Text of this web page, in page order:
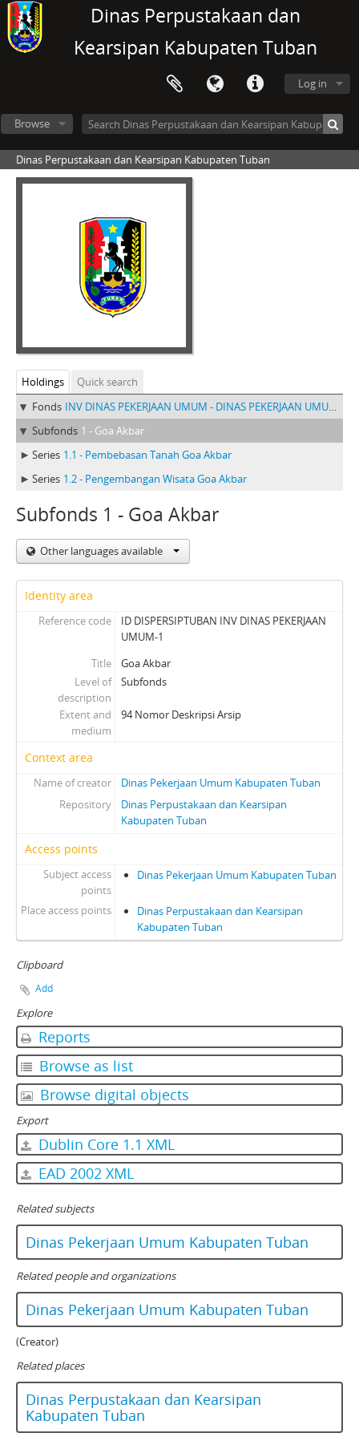
Dinas Perpustakaan dan
Kearsipan Kabupaten Tuban
Log in
Browse
Dinas Perpustakaan dan Kearsipan Kabupaten Tuban
Holdings
Quick search
Fonds INV DINAS PEKERJAAN UMUM - DINAS PEKERJAAN UMUM KABUPATEN TINGKAT II TUBAN PERIODE 1981-2003
Subfonds 1 - Goa Akbar
Series 1.1 - Pembebasan Tanah Goa Akbar
Series 1.2 - Pengembangan Wisata Goa Akbar
Subfonds 1 - Goa Akbar
Other languages available
Identity area
Reference code
ID DISPERSIPTUBAN INV DINAS PEKERJAAN
UMUM-1
Title
Goa Akbar
Level of
description
Subfonds
Extent and
medium
94 Nomor Deskripsi Arsip
Context area
Name of creator
Dinas Pekerjaan Umum Kabupaten Tuban
Repository
Dinas Perpustakaan dan Kearsipan
Kabupaten Tuban
Access points
Subject access
points
Dinas Pekerjaan Umum Kabupaten Tuban
Place access points
Dinas Perpustakaan dan Kearsipan
Kabupaten Tuban
Clipboard
Add
Explore
Reports
Browse as list
Browse digital objects
Export
Dublin Core 1.1 XML
EAD 2002 XML
Related subjects
Dinas Pekerjaan Umum Kabupaten Tuban
Related people and organizations
Dinas Pekerjaan Umum Kabupaten Tuban
(Creator)
Related places
Dinas Perpustakaan dan Kearsipan
Kabupaten Tuban